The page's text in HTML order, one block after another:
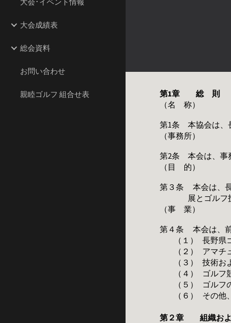
大会･イベント情報
大会成績表
総会資料
お問い合わせ
親睦ゴルフ 組合せ表
第1章 総 則
（名 称）
第1条 本協会は、
（事務所）
第2条 本会は、事
（目 的）
第３条
本会は、
展とゴルフ
（事 業）
第４条
本会は、
（１）
長野県
（２）
アマチ
（３）
技術お
（４）
ゴルフ
（５）
ゴルフ
（６）
その他
第２章 組織およ